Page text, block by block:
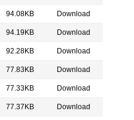
94.08KB Download
94.19KB Download
92.28KB Download
77.83KB Download
77.33KB Download
77.37KB Download